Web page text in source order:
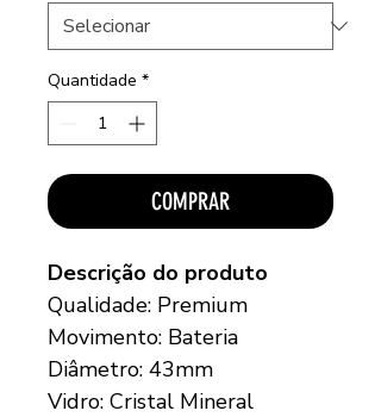
Quantidade *
COMPRAR
Descrição do produto
Qualidade: Premium
Movimento: Bateria
Diâmetro: 43mm
Vidro: Cristal Mineral